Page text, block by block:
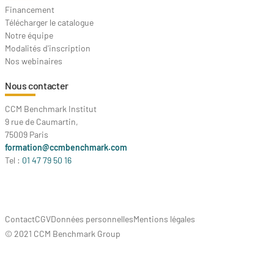
Financement
Télécharger le catalogue
Notre équipe
Modalités d'inscription
Nos webinaires
Nous contacter
CCM Benchmark Institut
9 rue de Caumartin,
75009 Paris
formation@ccmbenchmark.com
Tel : 01 47 79 50 16
ContactCGVDonnées personnellesMentions légales
© 2021 CCM Benchmark Group